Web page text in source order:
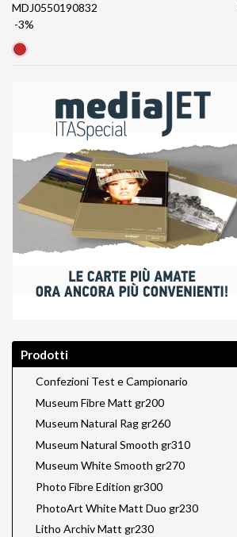
MDJ0550190832
-3%
Prodotti
Confezioni Test e Campionario
Museum Fibre Matt gr200
Museum Natural Rag gr260
Museum Natural Smooth gr310
Museum White Smooth gr270
Photo Fibre Edition gr300
PhotoArt White Matt Duo gr230
Litho Archiv Matt gr230